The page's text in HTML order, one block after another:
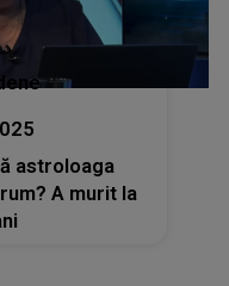
astroloaga
A murit la